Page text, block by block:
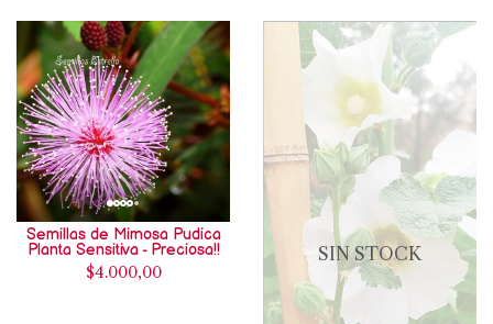
Semillas de Mimosa Pudica
Planta Sensitiva - Preciosa!!
$4.000,00
SIN STOCK